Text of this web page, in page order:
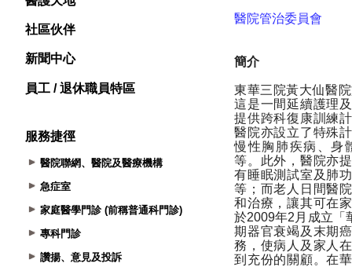
社區伙伴
新聞中心
員工 / 退休職員特區
服務捷徑
醫院聯網、醫院及醫療機構
急症室
家庭醫學門診 (前稱普通科門診)
專科門診
讚揚、意見及投訴